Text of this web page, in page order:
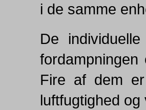
i de samme
De
Fire af dem
luftfugtighed